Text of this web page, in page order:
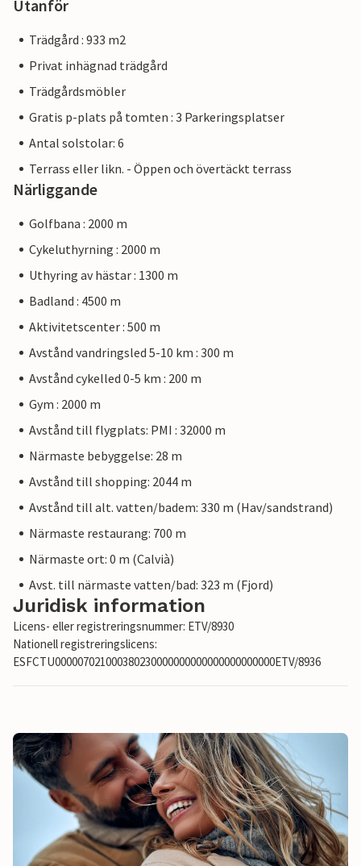
Utanför
Trädgård : 933 m2
Privat inhägnad trädgård
Trädgårdsmöbler
Gratis p-plats på tomten : 3 Parkeringsplatser
Antal solstolar: 6
Terrass eller likn. - Öppen och övertäckt terrass
Närliggande
Golfbana : 2000 m
Cykeluthyrning : 2000 m
Uthyring av hästar : 1300 m
Badland : 4500 m
Aktivitetscenter : 500 m
Avstånd vandringsled 5-10 km : 300 m
Avstånd cykelled 0-5 km : 200 m
Gym : 2000 m
Avstånd till flygplats: PMI : 32000 m
Närmaste bebyggelse: 28 m
Avstånd till shopping: 2044 m
Avstånd till alt. vatten/badem: 330 m (Hav/sandstrand)
Närmaste restaurang: 700 m
Närmaste ort: 0 m (Calvià)
Avst. till närmaste vatten/bad: 323 m (Fjord)
Juridisk information
Licens- eller registreringsnummer: ETV/8930
Nationell registreringslicens:
ESFCTU000007021000380230000000000000000000000ETV/8936